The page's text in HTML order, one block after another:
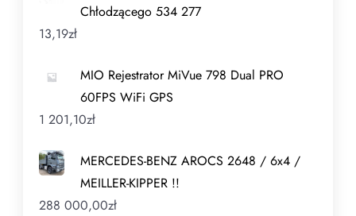
Chłodzącego 534 277
13,19zł
MIO Rejestrator MiVue 798 Dual PRO
60FPS WiFi GPS
1 201,10zł
MERCEDES-BENZ AROCS 2648 / 6x4 /
MEILLER-KIPPER !!
288 000,00zł